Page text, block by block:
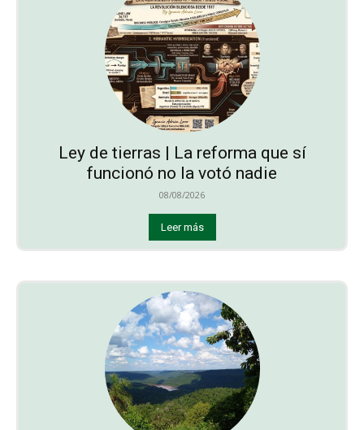
Ley de tierras | La reforma que sí
funcionó no la votó nadie
08/08/2026
Leer más